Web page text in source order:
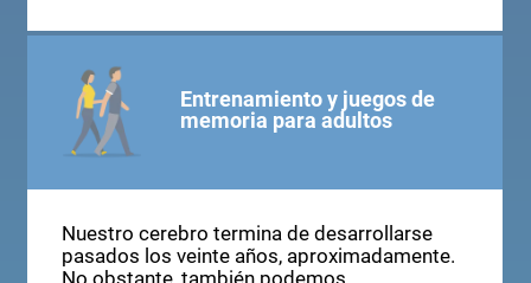
Entrenamiento y juegos de
memoria para adultos
Nuestro cerebro termina de desarrollarse
pasados los veinte años, aproximadamente.